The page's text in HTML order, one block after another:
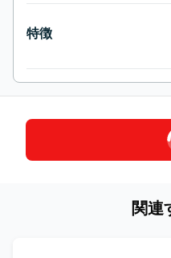
特徴
関連